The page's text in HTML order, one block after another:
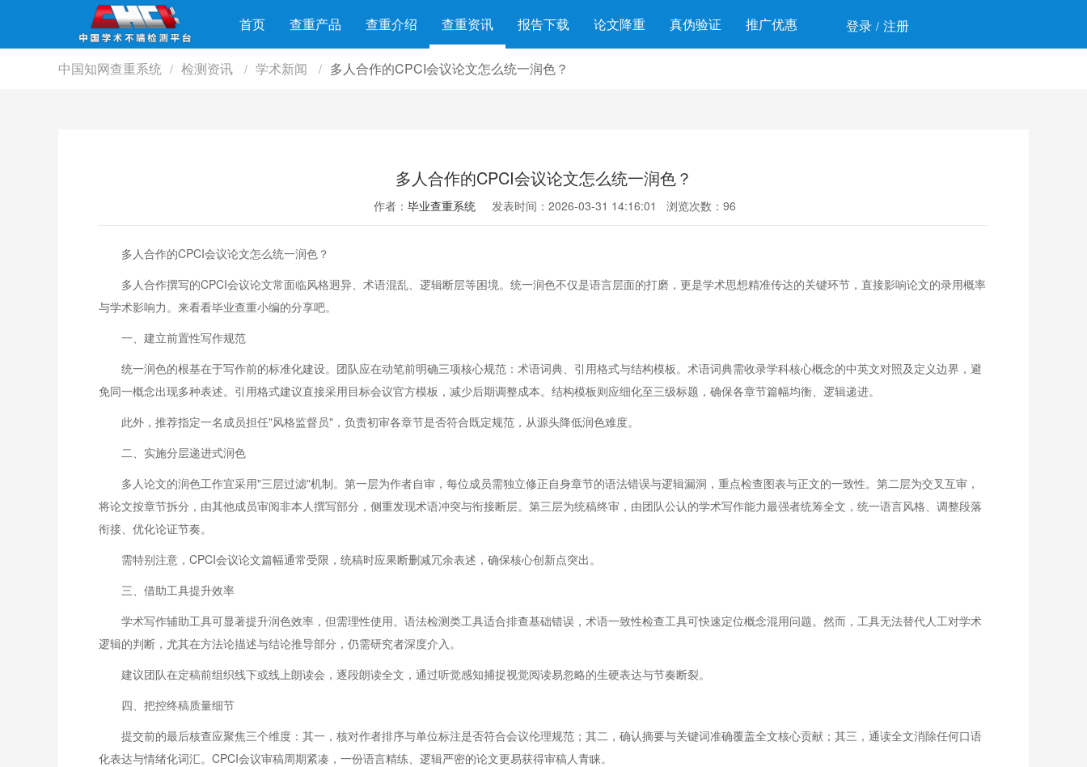
首页 查重产品 查重介绍 查重资讯 报告下载 论文降重 真伪验证 推广优惠 登录 / 注册
中国知网查重系统 / 检测资讯 / 学术新闻 / 多人合作的CPCI会议论文怎么统一润色？
多人合作的CPCI会议论文怎么统一润色？
作者： 毕业查重系统 发表时间：2026-03-31 14:16:01 浏览次数：96
多人合作的CPCI会议论文怎么统一润色？
多人合作撰写的CPCI会议论文常面临风格迥异、术语混乱、逻辑断层等困境。统一润色不仅是语言层面的打磨，更是学术思想精准传达的关键环节，直接影响论文的录用概率
与学术影响力。来看看毕业查重小编的分享吧。
一、建立前置性写作规范
统一润色的根基在于写作前的标准化建设。团队应在动笔前明确三项核心规范：术语词典、引用格式与结构模板。术语词典需收录学科核心概念的中英文对照及定义边界，避
免同一概念出现多种表述。引用格式建议直接采用目标会议官方模板，减少后期调整成本。结构模板则应细化至三级标题，确保各章节篇幅均衡、逻辑递进。
此外，推荐指定一名成员担任"风格监督员"，负责初审各章节是否符合既定规范，从源头降低润色难度。
二、实施分层递进式润色
多人论文的润色工作宜采用"三层过滤"机制。第一层为作者自审，每位成员需独立修正自身章节的语法错误与逻辑漏洞，重点检查图表与正文的一致性。第二层为交叉互审，
将论文按章节拆分，由其他成员审阅非本人撰写部分，侧重发现术语冲突与衔接断层。第三层为统稿终审，由团队公认的学术写作能力最强者统筹全文，统一语言风格、调整段落
衔接、优化论证节奏。
需特别注意，CPCI会议论文篇幅通常受限，统稿时应果断删减冗余表述，确保核心创新点突出。
三、借助工具提升效率
学术写作辅助工具可显著提升润色效率，但需理性使用。语法检测类工具适合排查基础错误，术语一致性检查工具可快速定位概念混用问题。然而，工具无法替代人工对学术
逻辑的判断，尤其在方法论描述与结论推导部分，仍需研究者深度介入。
建议团队在定稿前组织线下或线上朗读会，逐段朗读全文，通过听觉感知捕捉视觉阅读易忽略的生硬表达与节奏断裂。
四、把控终稿质量细节
提交前的最后核查应聚焦三个维度：其一，核对作者排序与单位标注是否符合会议伦理规范；其二，确认摘要与关键词准确覆盖全文核心贡献；其三，通读全文消除任何口语
化表达与情绪化词汇。CPCI会议审稿周期紧凑，一份语言精练、逻辑严密的论文更易获得审稿人青睐。